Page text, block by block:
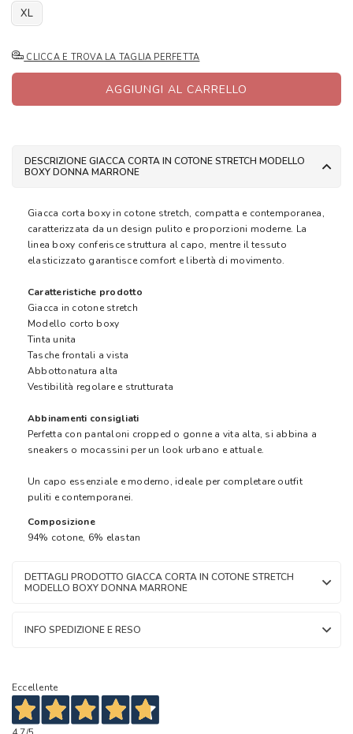
XL
CLICCA E TROVA LA TAGLIA PERFETTA
AGGIUNGI AL CARRELLO
DESCRIZIONE GIACCA CORTA IN COTONE STRETCH MODELLO
BOXY DONNA MARRONE
Giacca corta boxy in cotone stretch, compatta e contemporanea,
caratterizzata da un design pulito e proporzioni moderne. La
linea boxy conferisce struttura al capo, mentre il tessuto
elasticizzato garantisce comfort e libertà di movimento.
Caratteristiche prodotto
Giacca in cotone stretch
Modello corto boxy
Tinta unita
Tasche frontali a vista
Abbottonatura alta
Vestibilità regolare e strutturata
Abbinamenti consigliati
Perfetta con pantaloni cropped o gonne a vita alta, si abbina a
sneakers o mocassini per un look urbano e attuale.
Un capo essenziale e moderno, ideale per completare outfit
puliti e contemporanei.
Composizione
94% cotone, 6% elastan
DETTAGLI PRODOTTO GIACCA CORTA IN COTONE STRETCH
MODELLO BOXY DONNA MARRONE
INFO SPEDIZIONE E RESO
Eccellente